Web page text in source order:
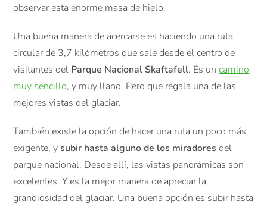
observar esta enorme masa de hielo.
Una buena manera de acercarse es haciendo una ruta
circular de 3,7 kilómetros que sale desde el centro de
visitantes del Parque Nacional Skaftafell. Es uncamino
muy sencillo, y muy llano. Pero que regala una de las
mejores vistas del glaciar.
También existe la opción de hacer una ruta un poco más
exigente, ysubir hasta alguno de los miradores del
parque nacional. Desde allí, las vistas panorámicas son
excelentes. Y es la mejor manera de apreciar la
grandiosidad del glaciar. Una buena opción es subir hasta